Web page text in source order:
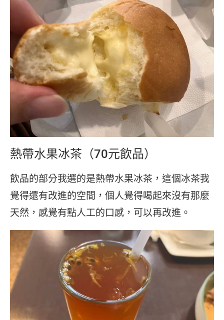
熱帶水果冰茶（70元飲品）
飲品的部分我選的是熱帶水果冰茶，這個冰茶我
覺得還有改進的空間，個人覺得喝起來沒有那麼
天然，感覺有點人工的口感，可以再改進。